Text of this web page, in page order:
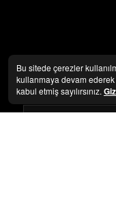
En son
Bu sitede çerezler
kullanmaya devam ederek
kabul etmiş sayılırsınız.